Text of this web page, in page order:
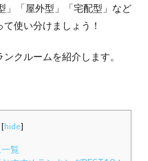
」「屋外型」「宅配型」など
使い分けましょう！
クルームを紹介します。
[hide]
覧